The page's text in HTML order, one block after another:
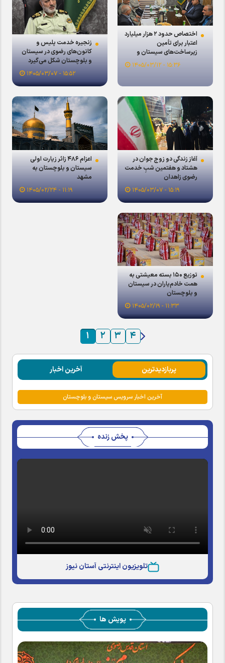
اختصاص حدود ۲ هزار میلیارد
اعتبار برای تأمین
زیرساخت‌های سیستان و
بلوچستان۱۵:۳۶ - ۱۴۰۵/۰۳/۱۲
زنجیره خدمت پلیس و
کانون‌های رضوی در سیستان
و بلوچستان شکل می‌گیرد
۱۵:۵۲ - ۱۴۰۵/۰۳/۰۷
آغاز زندگی دو زوج جوان در
هشتاد و هفتمین شبِ خدمت
رضوی زاهدان
۱۵:۱۹ - ۱۴۰۵/۰۳/۰۷
اعزام ۴۸۶ زائر زیارت اولی
سیستان و بلوچستان به
مشهد
۱۱:۱۹ - ۱۴۰۵/۰۲/۲۴
توزیع ۱۵۰ بسته معیشتی به
همت خادم‌یاران در سیستان
و بلوچستان
۱۱:۳۳ - ۱۴۰۵/۰۲/۱۹
۱ ۲ ۳ ۴
پربازدیدترین آخرین اخبار
آخرین اخبار سرویس سیستان و بلوچستان
پخش زنده
تلویزیون اینترنتی آستان نیوز
پویش ها